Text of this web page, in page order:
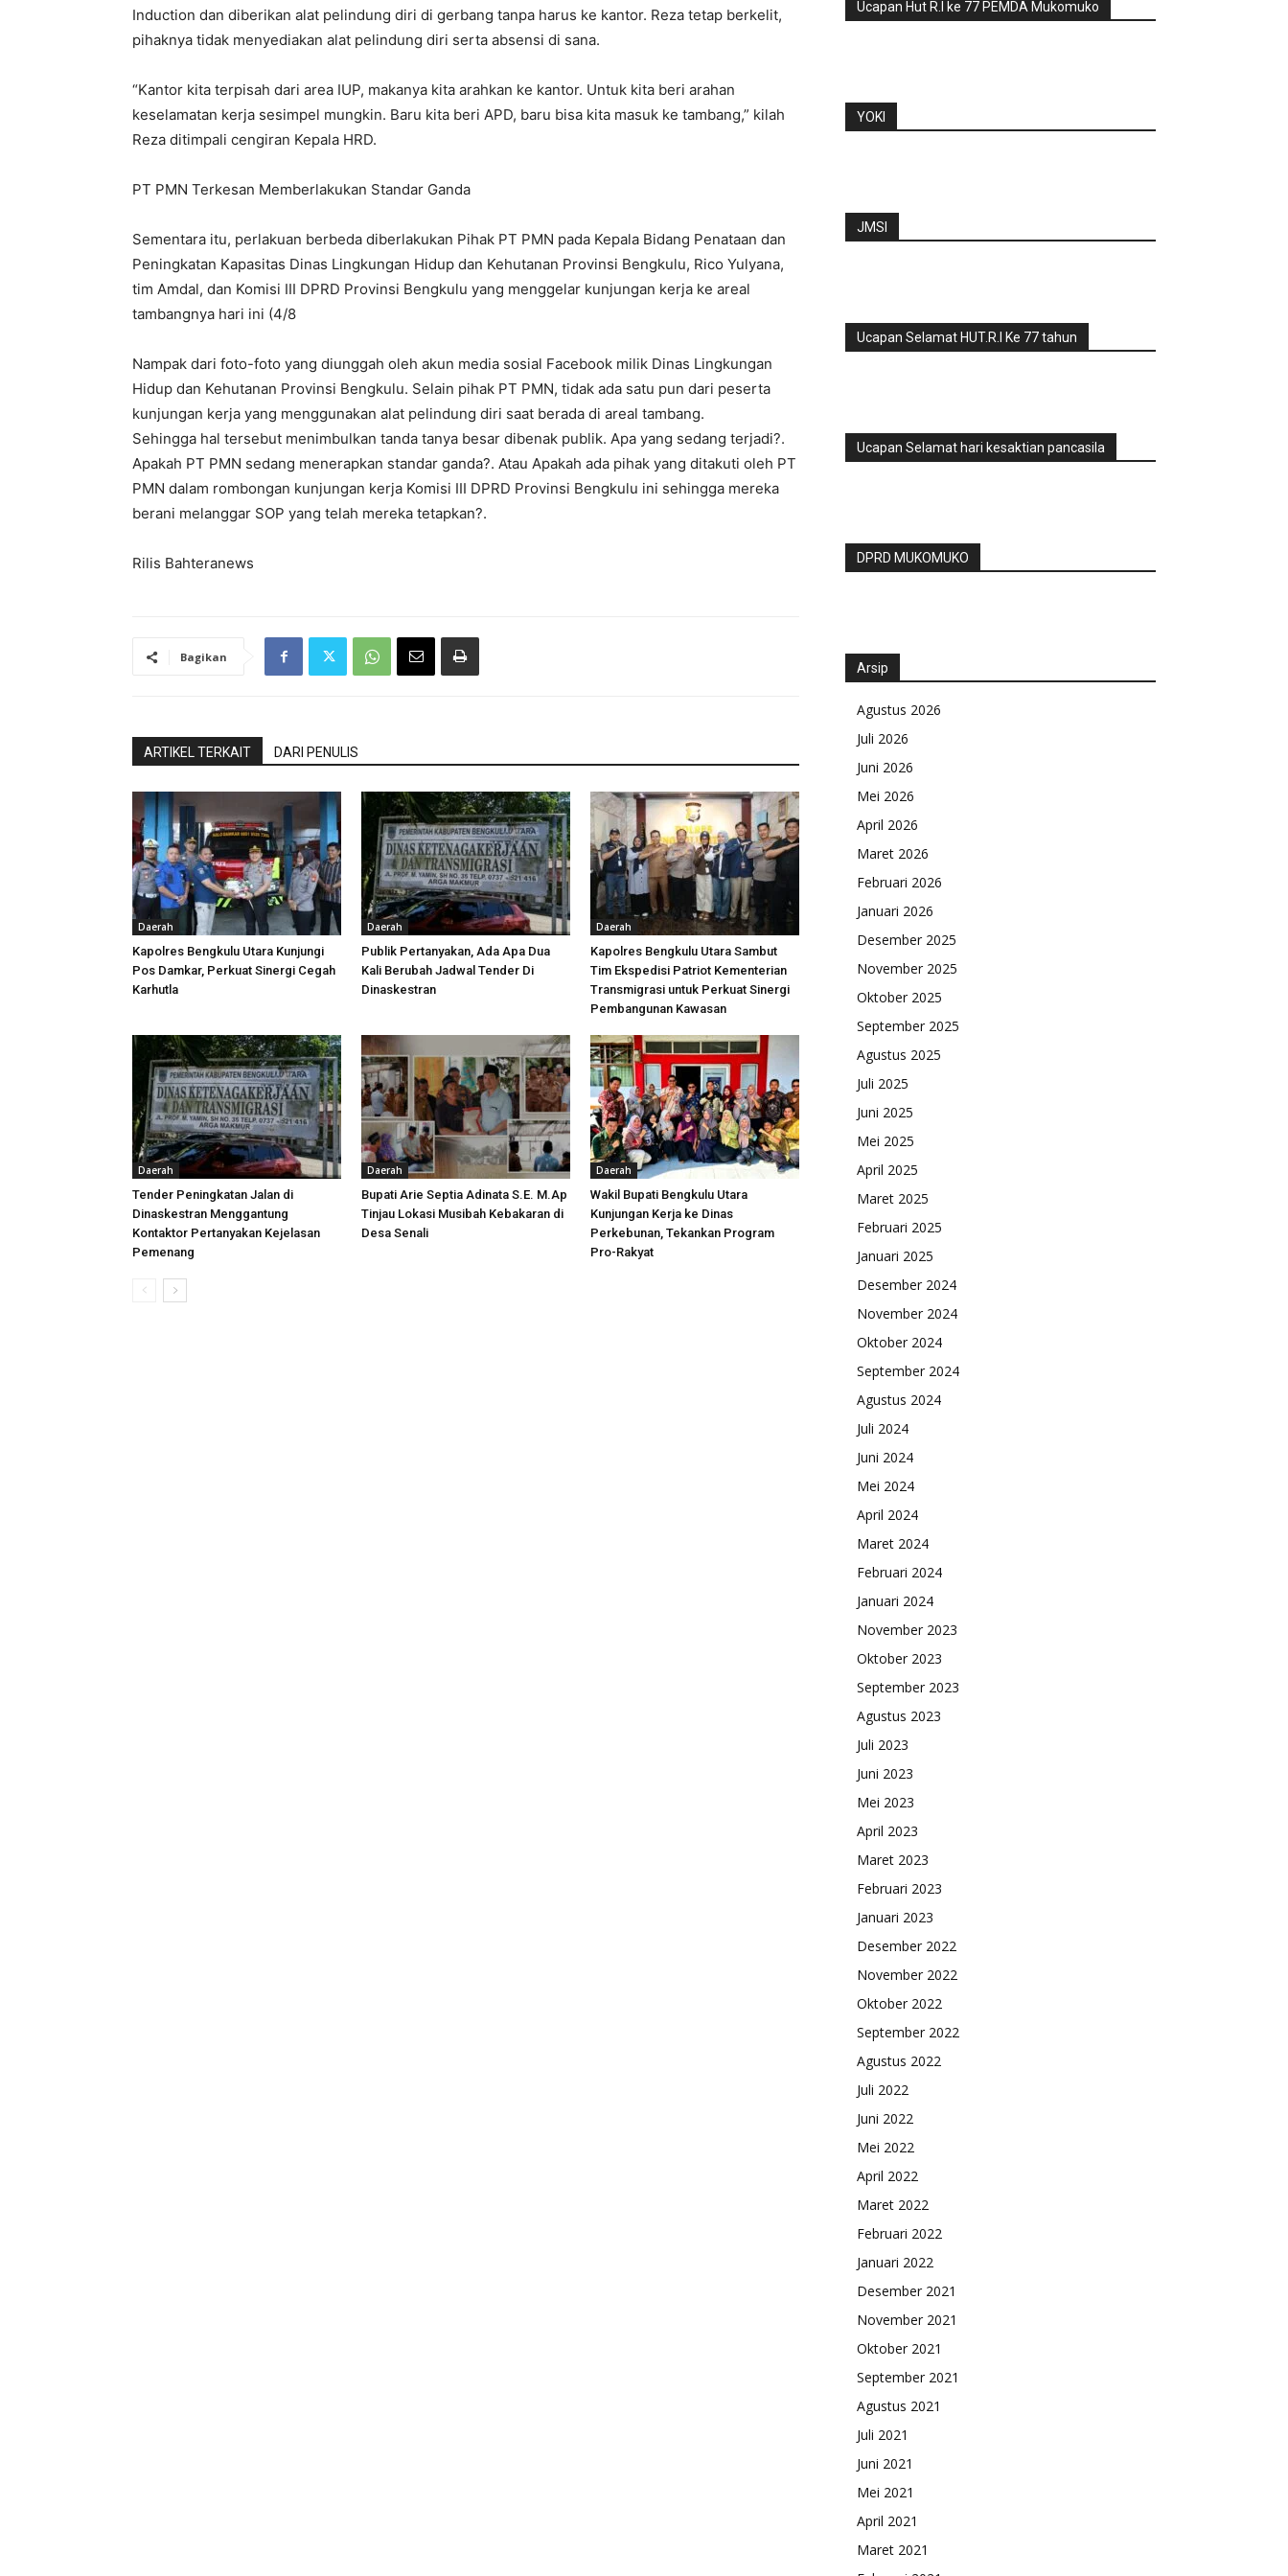
Induction dan diberikan alat pelindung diri di gerbang tanpa harus ke kantor. Reza tetap berkelit,
pihaknya tidak menyediakan alat pelindung diri serta absensi di sana.
“Kantor kita terpisah dari area IUP, makanya kita arahkan ke kantor. Untuk kita beri arahan
keselamatan kerja sesimpel mungkin. Baru kita beri APD, baru bisa kita masuk ke tambang,” kilah
Reza ditimpali cengiran Kepala HRD.
PT PMN Terkesan Memberlakukan Standar Ganda
Sementara itu, perlakuan berbeda diberlakukan Pihak PT PMN pada Kepala Bidang Penataan dan
Peningkatan Kapasitas Dinas Lingkungan Hidup dan Kehutanan Provinsi Bengkulu, Rico Yulyana,
tim Amdal, dan Komisi III DPRD Provinsi Bengkulu yang menggelar kunjungan kerja ke areal
tambangnya hari ini (4/8
Nampak dari foto-foto yang diunggah oleh akun media sosial Facebook milik Dinas Lingkungan
Hidup dan Kehutanan Provinsi Bengkulu. Selain pihak PT PMN, tidak ada satu pun dari peserta
kunjungan kerja yang menggunakan alat pelindung diri saat berada di areal tambang.
Sehingga hal tersebut menimbulkan tanda tanya besar dibenak publik. Apa yang sedang terjadi?.
Apakah PT PMN sedang menerapkan standar ganda?. Atau Apakah ada pihak yang ditakuti oleh PT
PMN dalam rombongan kunjungan kerja Komisi III DPRD Provinsi Bengkulu ini sehingga mereka
berani melanggar SOP yang telah mereka tetapkan?.
Rilis Bahteranews
Bagikan
ARTIKEL TERKAIT DARI PENULIS
Daerah
Kapolres Bengkulu Utara Kunjungi
Pos Damkar, Perkuat Sinergi Cegah
Karhutla
Daerah
Publik Pertanyakan, Ada Apa Dua
Kali Berubah Jadwal Tender Di
Dinaskestran
Daerah
Kapolres Bengkulu Utara Sambut
Tim Ekspedisi Patriot Kementerian
Transmigrasi untuk Perkuat Sinergi
Pembangunan Kawasan
Daerah
Tender Peningkatan Jalan di
Dinaskestran Menggantung
Kontaktor Pertanyakan Kejelasan
Pemenang
Daerah
Bupati Arie Septia Adinata S.E. M.Ap
Tinjau Lokasi Musibah Kebakaran di
Desa Senali
Daerah
Wakil Bupati Bengkulu Utara
Kunjungan Kerja ke Dinas
Perkebunan, Tekankan Program
Pro-Rakyat
Ucapan Hut R.I ke 77 PEMDA Mukomuko
YOKI
JMSI
Ucapan Selamat HUT.R.I Ke 77 tahun
Ucapan Selamat hari kesaktian pancasila
DPRD MUKOMUKO
Arsip
Agustus 2026
Juli 2026
Juni 2026
Mei 2026
April 2026
Maret 2026
Februari 2026
Januari 2026
Desember 2025
November 2025
Oktober 2025
September 2025
Agustus 2025
Juli 2025
Juni 2025
Mei 2025
April 2025
Maret 2025
Februari 2025
Januari 2025
Desember 2024
November 2024
Oktober 2024
September 2024
Agustus 2024
Juli 2024
Juni 2024
Mei 2024
April 2024
Maret 2024
Februari 2024
Januari 2024
November 2023
Oktober 2023
September 2023
Agustus 2023
Juli 2023
Juni 2023
Mei 2023
April 2023
Maret 2023
Februari 2023
Januari 2023
Desember 2022
November 2022
Oktober 2022
September 2022
Agustus 2022
Juli 2022
Juni 2022
Mei 2022
April 2022
Maret 2022
Februari 2022
Januari 2022
Desember 2021
November 2021
Oktober 2021
September 2021
Agustus 2021
Juli 2021
Juni 2021
Mei 2021
April 2021
Maret 2021